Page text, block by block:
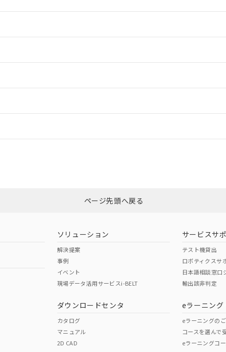
ダウンロードはこちら
（日本
（アメリカ
この製品の規格認証/適合
その他の認証はこちらのページからご
ページ先頭へ戻る
ソリューション
解決提案
事例
イベント
現場データ活用サービスi-BELT
ダウンロードセンタ
カタログ
マニュアル
2D CAD
サービスサ
テスト機貸出
ロボティクスサ
日本語相談窓口
輸出該非判定
eラーニング
eラーニングの
コースを選んで
eラーニングコー